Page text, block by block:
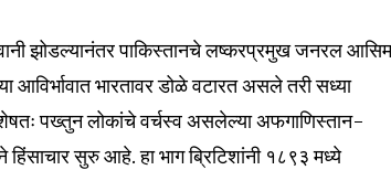
32,111
Followers
झोडल्यानंतर पाकिस्तानचे लष्करप्रमुख जनरल
भारतावर डोळे वटारत असले तरी सध्या
पख्तुन लोकांचे वर्चस्व असलेल्या अफगाणिस्तान-
हिंसाचार सुरु आहे. हा भाग ब्रिटिशांनी १८९३ मध्ये